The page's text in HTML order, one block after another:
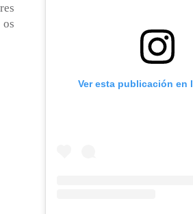
Ver esta publicación en